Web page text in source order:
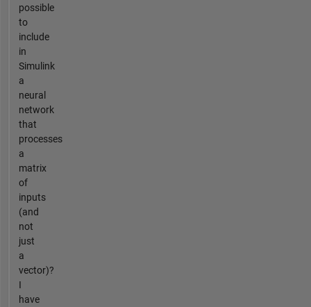
possible
to
include
in
Simulink
a
neural
network
that
processes
a
matrix
of
inputs
(and
not
just
a
vector)?
I
have